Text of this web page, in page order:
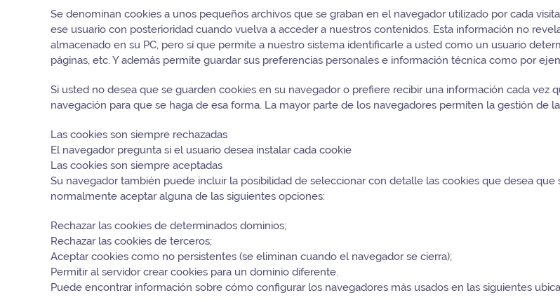
Se denominan cookies a unos pequeños archivos que se graban en el navegador utilizado por cada
ese usuario con posterioridad cuando vuelva a acceder a nuestros contenidos. Esta información no
almacenado en su PC, pero sí que permite a nuestro sistema identificarle a usted como un usuario
páginas, etc. Y además permite guardar sus preferencias personales e información técnica como por
Si usted no desea que se guarden cookies en su navegador o prefiere recibir una información cada vez
navegación para que se haga de esa forma. La mayor parte de los navegadores permiten la gestión de
Las cookies son siempre rechazadas
El navegador pregunta si el usuario desea instalar cada cookie
Las cookies son siempre aceptadas
Su navegador también puede incluir la posibilidad de seleccionar con detalle las cookies que desea
normalmente aceptar alguna de las siguientes opciones:
Rechazar las cookies de determinados dominios;
Rechazar las cookies de terceros;
Aceptar cookies como no persistentes (se eliminan cuando el navegador se cierra);
Permitir al servidor crear cookies para un dominio diferente.
Puede encontrar información sobre cómo configurar los navegadores más usados en las siguientes